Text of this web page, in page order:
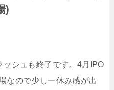
)
シュも終了です。4月IPO
なので少し一休み感が出